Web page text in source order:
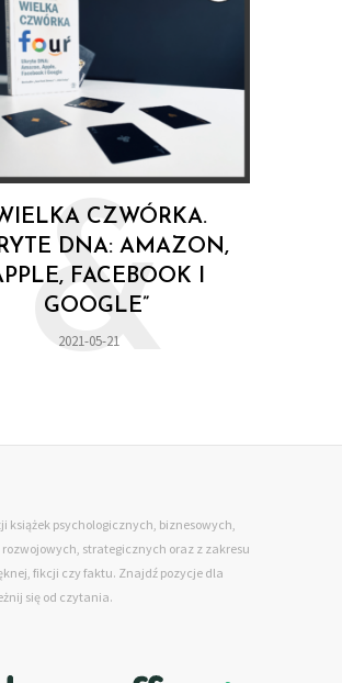
CZWÓRKA.
DNA: AMAZON,
FACEBOOK I
GOOGLE”
2021-05-21
&
książek psychologicznych, biznesowych,
strategicznych oraz z zakresu
fikcji czy faktu. Znajdź pozycje dla
się od czytania.